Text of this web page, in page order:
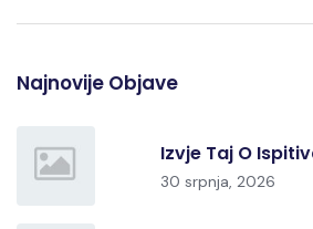
Najnovije Objave
Izvje Taj O
30 srpnja, 2026